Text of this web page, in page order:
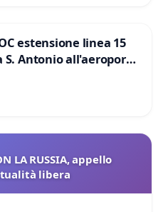
estensione linea 15
S. Antonio all'aeroporto
LA RUSSIA, appello
libera